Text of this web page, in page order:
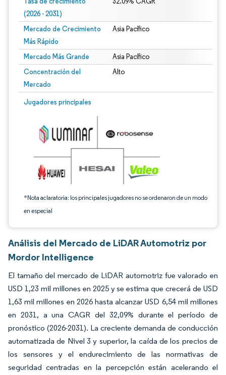
(2026 - 2031)
Mercado de Crecimiento
Más Rápido
Asia Pacífico
Mercado Más Grande Asia Pacífico
Concentración del
Mercado
Alto
Jugadores principales
*Nota aclaratoria: los principales jugadores no se ordenaron de un modo
en especial
Imagen © Mordor Intelligence. El uso requiere atribución según CC BY 4.0.
Análisis del Mercado de LiDAR Automotriz por
Mordor Intelligence
El tamaño del mercado de LiDAR automotriz fue valorado en
USD 1,23 mil millones en 2025 y se estima que crecerá de USD
1,63 mil millones en 2026 hasta alcanzar USD 6,54 mil millones
en 2031, a una CAGR del 32,09% durante el período de
pronóstico (2026-2031). La creciente demanda de conducción
automatizada de Nivel 3 y superior, la caída de los precios de
los sensores y el endurecimiento de las normativas de
seguridad centradas en la percepción están acelerando el